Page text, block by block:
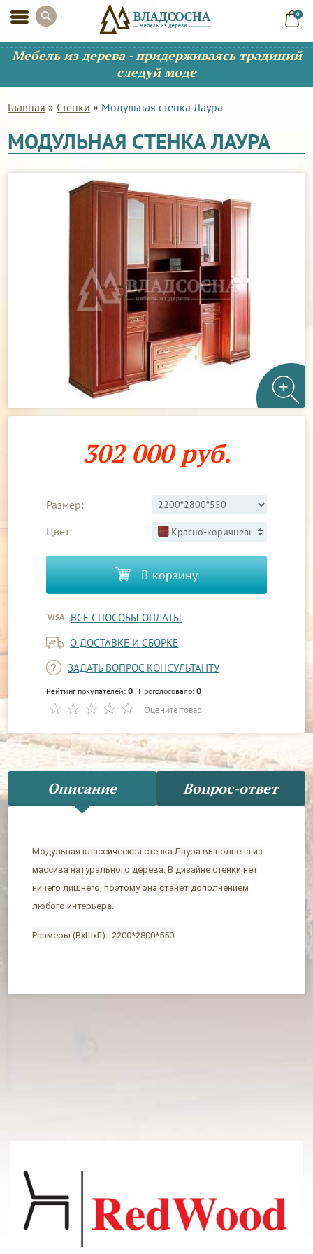
0
Мебель из дерева - придерживаясь традиций
следуй моде
Главная » Стенки » Модульная стенка Лаура
МОДУЛЬНАЯ СТЕНКА ЛАУРА
302 000 руб.
Размер:
Цвет:
Красно-коричневый 3
В корзину
ВСЕ СПОСОБЫ ОПЛАТЫ
О ДОСТАВКЕ И СБОРКЕ
ЗАДАТЬ ВОПРОС КОНСУЛЬТАНТУ
Рейтинг покупателей:0 . Проголосовало:0
Оцените товар
Описание Вопрос-ответ
Модульная классическая стенка Лаура выполнена из
массива натурального дерева. В дизайне стенки нет
ничего лишнего, поэтому она станет дополнением
любого интерьера.
Размеры (ВхШхГ): 2200*2800*550